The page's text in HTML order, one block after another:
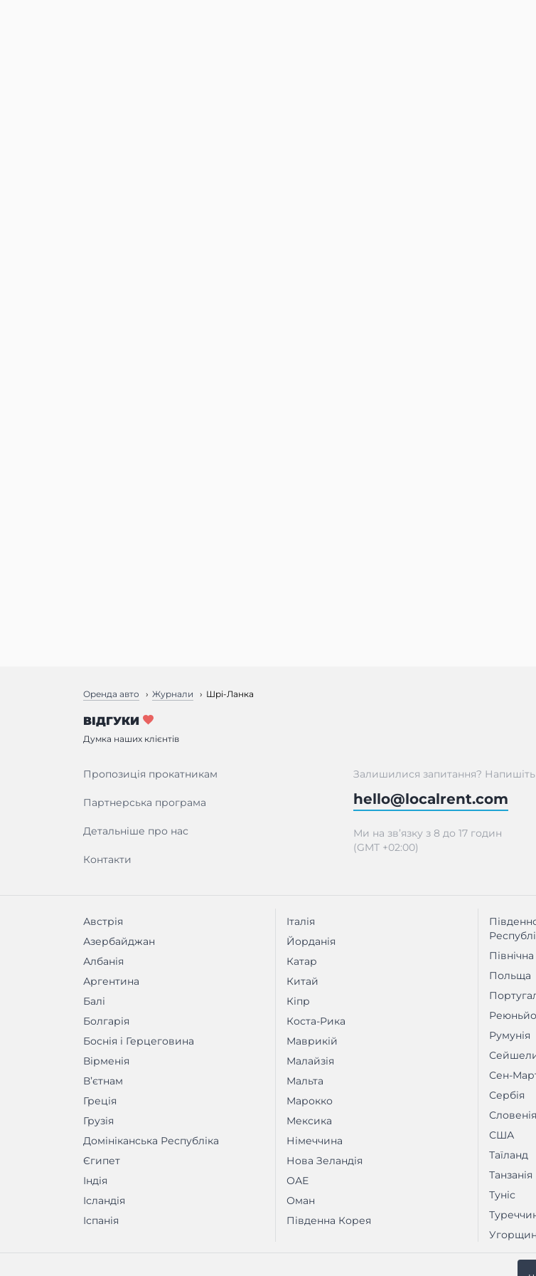
Оренда авто Журнали Шрі-Ланка
ВІДГУКИ
Думка наших клієнтів
Пропозиція прокатникам
Партнерська програма
Детальніше про нас
Контакти
Залишилися запитання?
hello@localrent.com
Ми на зв’язку з 8 до 17 годин
(GMT +02:00)
Австрія
Азербайджан
Албанія
Аргентина
Балі
Болгарія
Боснія і Герцеговина
Вірменія
Вʼєтнам
Греція
Грузія
Домініканська Республіка
Єгипет
Індія
Ісландія
Іспанія
Італія
Йорданія
Катар
Китай
Кіпр
Коста-Рика
Маврикій
Малайзія
Мальта
Марокко
Мексика
Німеччина
Нова Зеландія
ОАЕ
Оман
Південна Корея
Польща
Румунія
Сен-
Сербія
Словенія
США
Таїланд
Танзанія
Туніс